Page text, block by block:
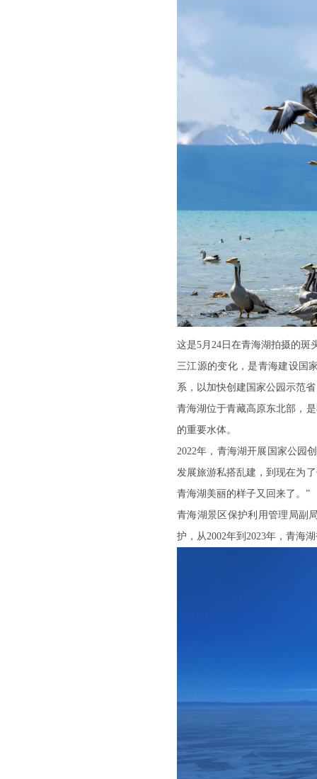
这是5月24日在青海湖拍摄的斑
三江源的变化，是青海建设国
系，以加快创建国家公园示范
青海湖位于青藏高原东北部，
的重要水体。
2022年，青海湖开展国家公园
发展旅游私搭乱建，到现在为
青海湖美丽的样子又回来了。”
青海湖景区保护利用管理局副
护，从2002年到2023年，青海